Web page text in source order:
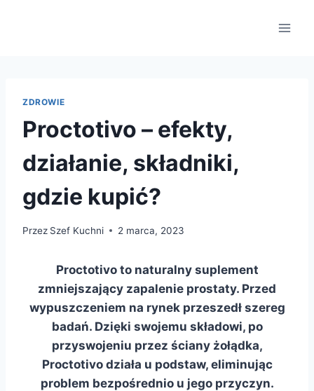
ZDROWIE
Proctotivo – efekty,
działanie, składniki,
gdzie kupić?
Przez Szef Kuchni 2 marca, 2023
Proctotivo to naturalny suplement
zmniejszający zapalenie prostaty. Przed
wypuszczeniem na rynek przeszedł szereg
badań. Dzięki swojemu składowi, po
przyswojeniu przez ściany żołądka,
Proctotivo działa u podstaw, eliminując
problem bezpośrednio u jego przyczyn.